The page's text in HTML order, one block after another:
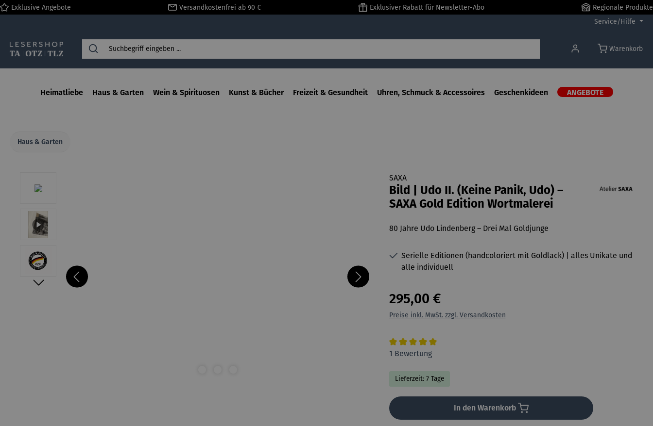
Zur Hauptnavigation springen
Exklusive Angebote Versandkostenfrei ab 90 € Exklusiver Rabatt für Newsletter-Abo
Regionale Produkte
Service/Hilfe
Warenkorb
Heimatliebe Haus & Garten Wein & Spirituosen Kunst & Bücher Freizeit & Gesundheit Uhren, Schmuck & Accessoires Geschenkideen ANGEBOTE
Haus & Garten
SAXA
Bild | Udo II. (Keine Panik, Udo) –
SAXA Gold Edition Wortmalerei
80 Jahre Udo Lindenberg – Drei Mal Goldjunge
Serielle Editionen (handcoloriert mit Goldlack) | alles Unikate und
alle individuell
295,00 €
Preise inkl. MwSt. zzgl. Versandkosten
Durchschnittliche Bewertung von 5 von 5 Sternen
1 Bewertung
Lieferzeit: 7 Tage
In den Warenkorb